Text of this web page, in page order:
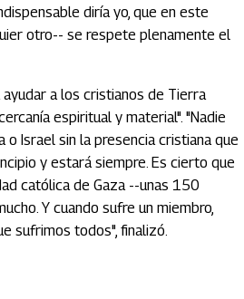
diría yo, que en este
otro-- se respete plenamente el
a los cristianos de Tierra
espiritual y material". "Nadie
o Israel sin la presencia cristiana que
y estará siempre. Es cierto que
católica de Gaza --unas 150
Y cuando sufre un miembro,
sufrimos todos", finalizó.